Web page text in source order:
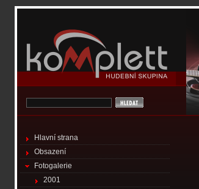
Hlavní strana
Obsazení
Fotogalerie
2001